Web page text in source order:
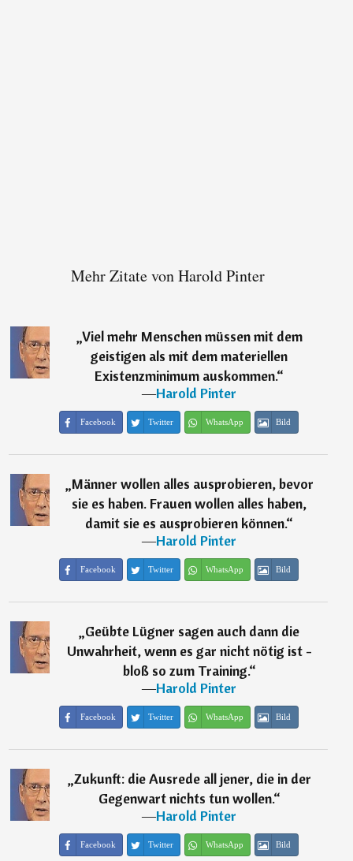
Mehr Zitate von Harold Pinter
„Viel mehr Menschen müssen mit dem
geistigen als mit dem materiellen
Existenzminimum auskommen.“
―Harold Pinter
Facebook Twitter WhatsApp Bild
„Männer wollen alles ausprobieren, bevor
sie es haben. Frauen wollen alles haben,
damit sie es ausprobieren können.“
―Harold Pinter
Facebook Twitter WhatsApp Bild
„Geübte Lügner sagen auch dann die
Unwahrheit, wenn es gar nicht nötig ist -
bloß so zum Training.“
―Harold Pinter
Facebook Twitter WhatsApp Bild
„Zukunft: die Ausrede all jener, die in der
Gegenwart nichts tun wollen.“
―Harold Pinter
Facebook Twitter WhatsApp Bild